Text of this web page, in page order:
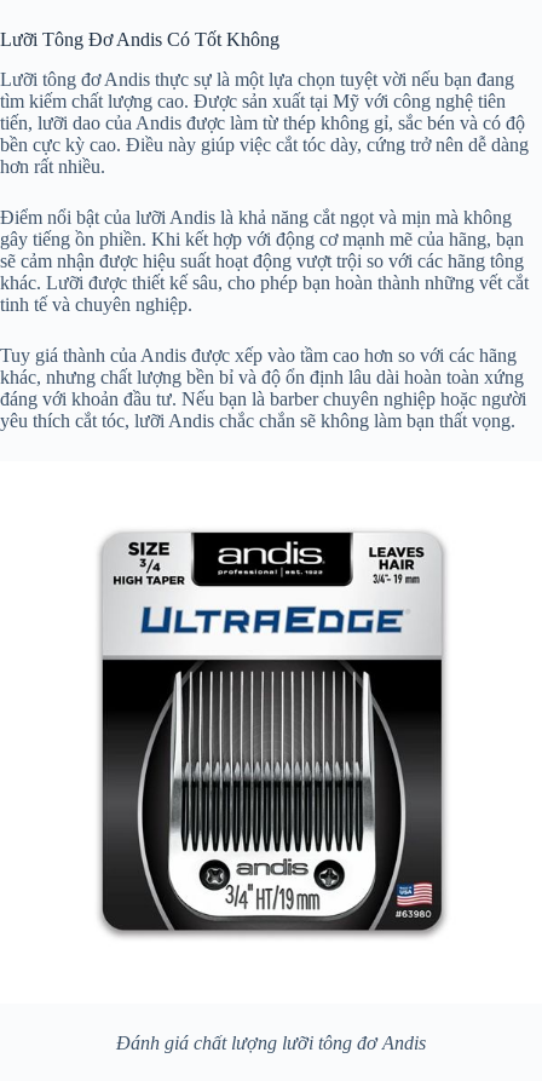
Lưỡi Tông Đơ Andis Có Tốt Không
Lưỡi tông đơ Andis thực sự là một lựa chọn tuyệt vời nếu bạn đang
tìm kiếm chất lượng cao. Được sản xuất tại Mỹ với công nghệ tiên
tiến, lưỡi dao của Andis được làm từ thép không gỉ, sắc bén và có độ
bền cực kỳ cao. Điều này giúp việc cắt tóc dày, cứng trở nên dễ dàng
hơn rất nhiều.
Điểm nổi bật của lưỡi Andis là khả năng cắt ngọt và mịn mà không
gây tiếng ồn phiền. Khi kết hợp với động cơ mạnh mẽ của hãng, bạn
sẽ cảm nhận được hiệu suất hoạt động vượt trội so với các hãng tông
khác. Lưỡi được thiết kế sâu, cho phép bạn hoàn thành những vết cắt
tinh tế và chuyên nghiệp.
Tuy giá thành của Andis được xếp vào tầm cao hơn so với các hãng
khác, nhưng chất lượng bền bỉ và độ ổn định lâu dài hoàn toàn xứng
đáng với khoản đầu tư. Nếu bạn là barber chuyên nghiệp hoặc người
yêu thích cắt tóc, lưỡi Andis chắc chắn sẽ không làm bạn thất vọng.
Đánh giá chất lượng lưỡi tông đơ Andis